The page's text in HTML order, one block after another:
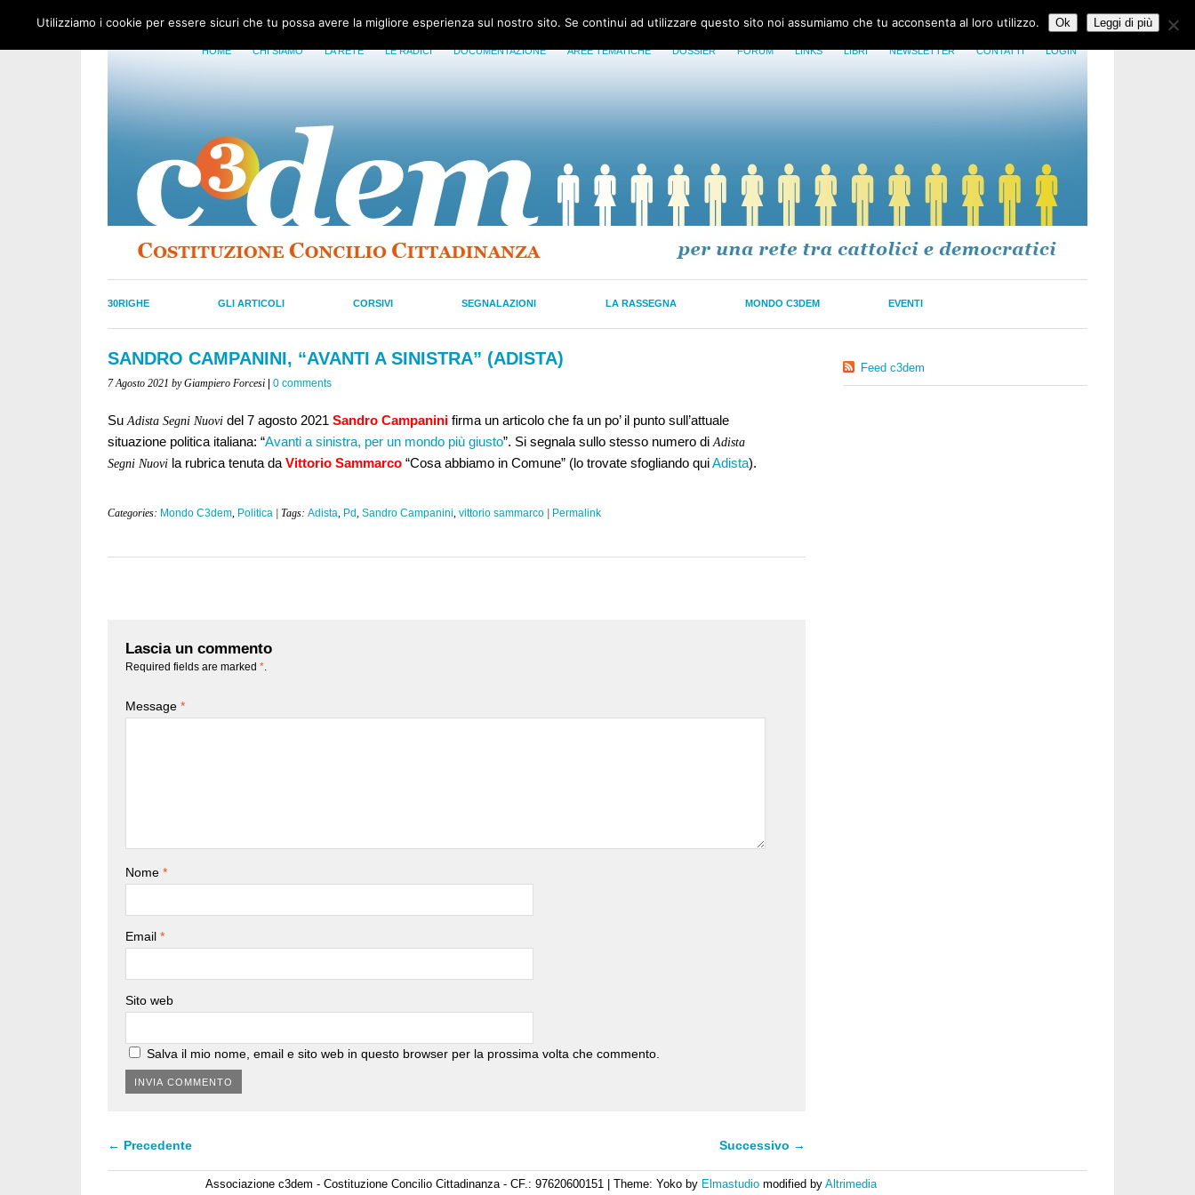
HOME CHI SIAMO LA RETE LE RADICI DOCUMENTAZIONE AREE TEMATICHE DOSSIER FORUM LINKS LIBRI NEWSLETTER CONTATTI LOGIN
30RIGHE GLI ARTICOLI CORSIVI SEGNALAZIONI LA RASSEGNA MONDO C3DEM EVENTI
SANDRO CAMPANINI, “AVANTI A SINISTRA” (ADISTA)
7 Agosto 2021 by Giampiero Forcesi 0 comments
Su Adista Segni Nuovi del 7 agosto 2021 Sandro Campanini firma un articolo che fa un po’ il punto sull’attuale
situazione politica italiana: “Avanti a sinistra, per un mondo più giusto”. Si segnala sullo stesso numero di Adista
Segni Nuovi la rubrica tenuta da Vittorio Sammarco “Cosa abbiamo in Comune” (lo trovate sfogliando quiAdista).
Categories: Mondo C3dem, Politica | Tags: Adista, Pd, Sandro Campanini, vittorio sammarco Permalink
Lascia un commento
Required fields are marked *
Message *
Nome *
Email *
Sito web
Salva il mio nome, email e sito web in questo browser per la prossima volta che commento.
← Precedente Successivo →
Feed c3dem
Associazione c3dem - Costituzione Concilio Cittadinanza - CF.: 97620600151 Theme: Yoko by Elmastudio modified by Altrimedia
Utilizziamo i cookie per essere sicuri che tu possa avere la migliore esperienza sul nostro sito. Se continui ad utilizzare questo sito noi assumiamo che tu acconsenta al loro utilizzo. Ok Leggi di più